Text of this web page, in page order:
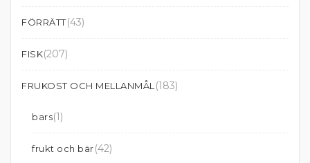
FÖRRÄTT(43)
FISK(207)
FRUKOST OCH MELLANMÅL (183)
bars(1)
frukt och bär(42)